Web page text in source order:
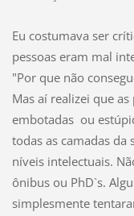
Eu costumava ser
pessoas eram mal
"Por que não
Mas aí realizei que
embotadas ou
todas as camadas da
níveis intelectuais.
ônibus ou PhD`s.
simplesmente